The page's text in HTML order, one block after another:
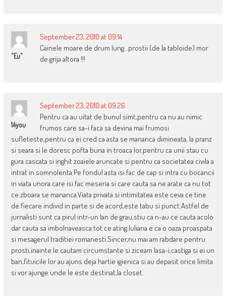
"eu"
September 23, 2010 at 09:14
Cainele moare de drum lung…prostii (de la tabloide) mor
de grija altora !!!
14you
September 23, 2010 at 09:26
Pentru ca au uitat de bunul simt,pentru ca nu au nimic
frumos care sa-i faca sa devina mai frumosi
sufleteste,pentru ca ei cred ca asta se mananca dimineata, la pranz
si seara si le doresc pofta buna in troaca lor,pentru ca unii stau cu
gura cascata si inghit zoaiele aruncate si pentru ca societatea civila a
intrat in somnolenta.Pe fondul asta isi fac de cap si intra cu bocancii
in viata unora care isi fac meseria si care cauta sa ne arate ca nu tot
ce zboara se mananca.Viata privata si intimitatea este ceva ce tine
de fiecare individ in parte si de acord,este tabu si punct.Astfel de
jurnalisti sunt ca pirul intr-un lan de grau,stiu ca n-au ce cauta acolo
dar cauta sa imbolnaveasca tot ce ating.Iuliana e ca o oaza proaspata
si mesagerul traditiei romanesti.Sincer,nu mai am rabdare pentru
prosti,inainte le cautam circumstante si ziceam lasa-i,castiga si ei un
ban,fituicile lor au ajuns deja hartie igienica si au depasit orice limita
si vor ajunge unde le este destinat,la closet.